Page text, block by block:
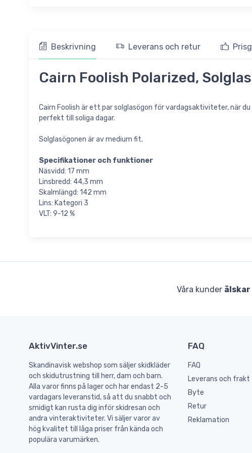
Beskrivning Leverans och retur
Cairn Foolish Polarized,
Cairn Foolish är ett par solglasögon för vardagsaktiviteter, när
perfekt till soliga dagar.
Solglasögonen är av medium fit.
Specifikationer och funktioner
Näsvidd: 17 mm
Linsbredd: 44,3 mm
Skalmlängd: 142 mm
Lins: Kategori 3
VLT: 9-12 %
Våra kunder älskar
AktivVinter.se
Skandinavisk webshop som säljer skidkläder
och skidutrustning till herr, dam och barn.
Alla varor finns på lager och har endast 2-5
vardagars leveranstid, så att du snabbt och
smidigt kan rusta dig inför skidresan och
andra vinteraktiviteter. Vi säljer varor av
hög kvalitet till låga priser från kända och
populära varumärken.
FAQ
FAQ
Leverans och frakt
Byte
Retur
Reklamation